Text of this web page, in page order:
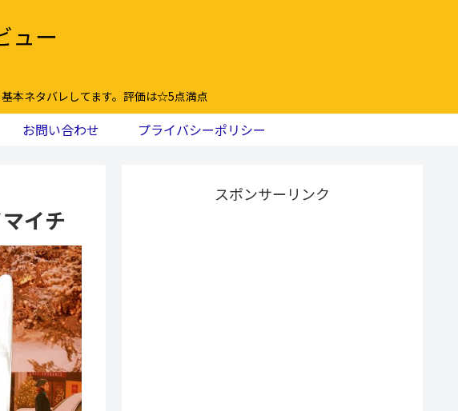
ュー
本ネタバレしてます。評価は☆5点満点
お問い合わせ プライバシーポリシー
イチ
スポンサーリンク